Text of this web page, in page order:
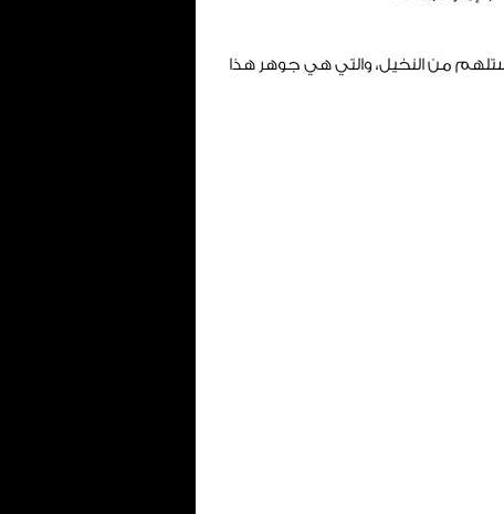
من النخيل، والتي هي جوهر هذا